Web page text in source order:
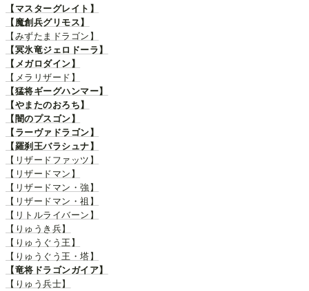
【マスターグレイト】
【魔創兵グリモス】
【みずたまドラゴン】
【冥氷竜ジェロドーラ】
【メガロダイン】
【メラリザード】
【猛将ギーグハンマー】
【やまたのおろち】
【闇のプスゴン】
【ラーヴァドラゴン】
【羅刹王バラシュナ】
【リザードファッツ】
【リザードマン】
【リザードマン・強】
【リザードマン・祖】
【リトルライバーン】
【りゅうき兵】
【りゅうぐう王】
【りゅうぐう王・塔】
【竜将ドラゴンガイア】
【りゅう兵士】